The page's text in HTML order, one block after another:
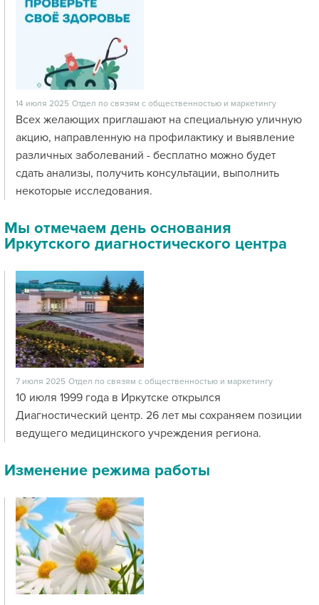
14 июля 2025 Отдел по связям с общественностью и маркетингу
Всех желающих приглашают на специальную уличную
акцию, направленную на профилактику и выявление
различных заболеваний - бесплатно можно будет
сдать анализы, получить консультации, выполнить
некоторые исследования.
Мы отмечаем день основания
Иркутского диагностического центра
7 июля 2025 Отдел по связям с общественностью и маркетингу
10 июля 1999 года в Иркутске открылся
Диагностический центр. 26 лет мы сохраняем позиции
ведущего медицинского учреждения региона.
Изменение режима работы